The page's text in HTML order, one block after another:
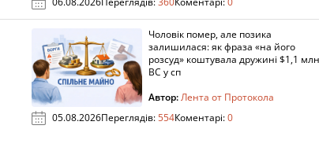
Чоловік помер, але позика
залишилася: як фраза «на його
розсуд» коштувала дружині $1,1
ВС у сп
Автор:Лента от Протокола
05.08.2026Переглядів:554Коментарі:0